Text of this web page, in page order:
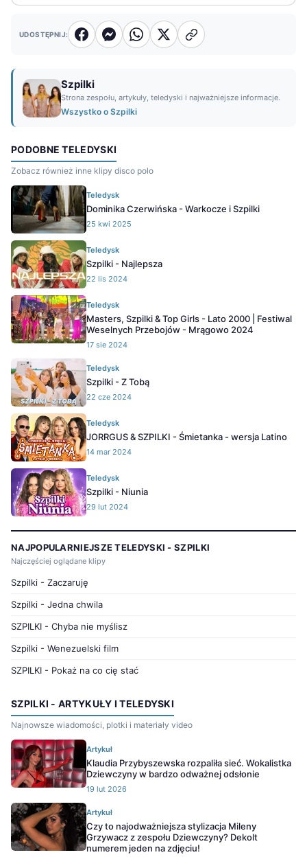
UDOSTĘPNIJ:
Szpilki
Strona zespołu, artykuły, teledyski i najważniejsze informacje.
Wszystko o Szpilki
PODOBNE TELEDYSKI
Zobacz również inne klipy disco polo
Teledysk
Dominika Czerwińska - Warkocze i Szpilki
25 kwi 2025
Teledysk
Szpilki - Najlepsza
22 lis 2024
Teledysk
Masters, Szpilki & Top Girls - Lato 2000 | Festiwal
Weselnych Przebojów - Mrągowo 2024
17 sie 2024
Teledysk
Szpilki - Z Tobą
22 cze 2024
Teledysk
JORRGUS & SZPILKI - Śmietanka - wersja Latino
14 mar 2024
Teledysk
Szpilki - Niunia
29 lut 2024
NAJPOPULARNIEJSZE TELEDYSKI - SZPILKI
Najczęściej oglądane klipy
Szpilki - Zaczaruję
Szpilki - Jedna chwila
SZPILKI - Chyba nie myślisz
Szpilki - Wenezuelski film
SZPILKI - Pokaż na co cię stać
SZPILKI - ARTYKUŁY I TELEDYSKI
Najnowsze wiadomości, plotki i materiały video
Artykuł
Klaudia Przybyszewska rozpaliła sieć. Wokalistka
Dziewczyny w bardzo odważnej odsłonie
19 lut 2026
Artykuł
Czy to najodważniejsza stylizacja Mileny
Grzywacz z zespołu Dziewczyny? Dekolt
numerem jeden na zdjęciu!